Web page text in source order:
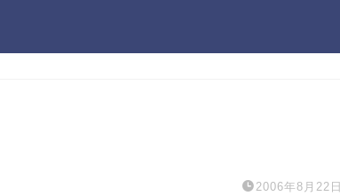
2006年8月22日